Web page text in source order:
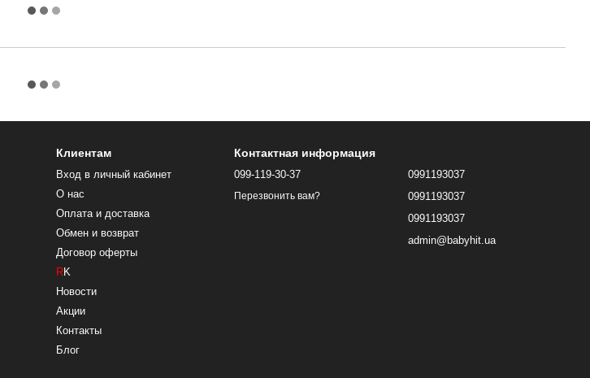
Клиентам
Вход в личный кабинет
О нас
Оплата и доставка
Обмен и возврат
Договор оферты
RK
Новости
Акции
Контакты
Блог
Контактная информация
099-119-30-37
Перезвонить вам?
0991193037
0991193037
0991193037
admin@babyhit.ua